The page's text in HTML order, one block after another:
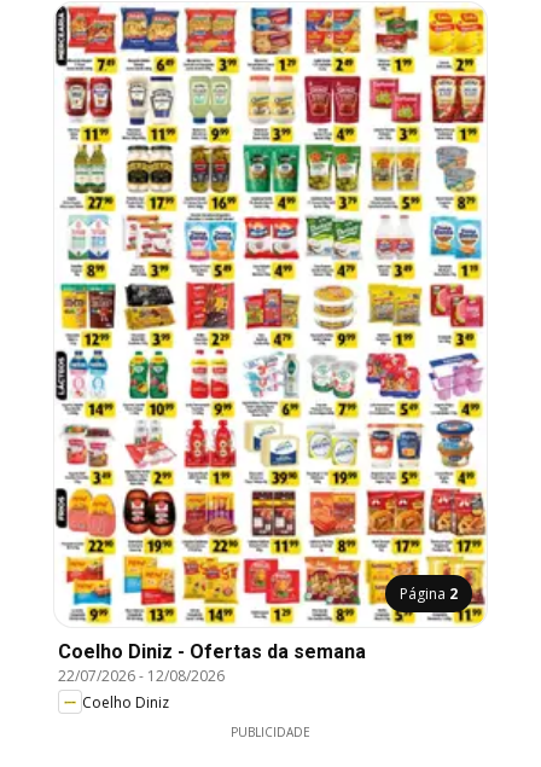
Página 2
Coelho Diniz - Ofertas da semana
22/07/2026- 12/08/2026
Coelho Diniz
PUBLICIDADE